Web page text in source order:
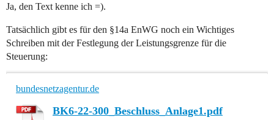
Ja, den Text kenne ich =).
Tatsächlich gibt es für den §14a EnWG noch ein Wichtiges
Schreiben mit der Festlegung der Leistungsgrenze für die
Steuerung:
bundesnetzagentur.de
BK6-22-300_Beschluss_Anlage1.pdf